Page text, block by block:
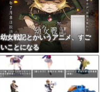
幼女戦記とかいうアニメ、すご
いことになる